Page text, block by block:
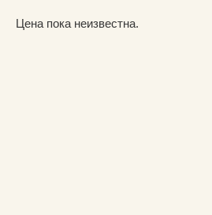
Цена пока неизвестна.